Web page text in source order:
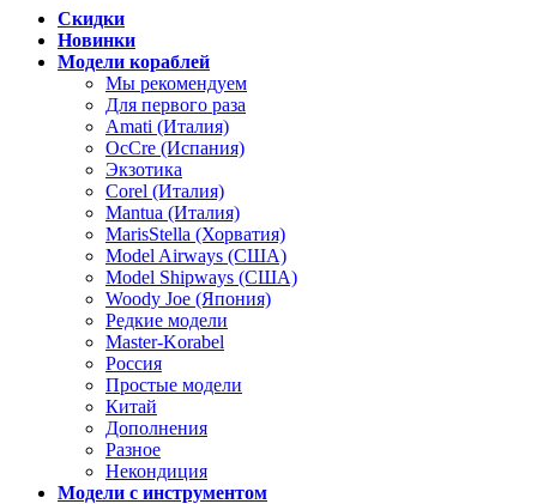
Скидки
Новинки
Модели кораблей
Мы рекомендуем
Для первого раза
Amati (Италия)
OcCre (Испания)
Экзотика
Corel (Италия)
Mantua (Италия)
MarisStella (Хорватия)
Model Airways (США)
Model Shipways (США)
Woody Joe (Япония)
Редкие модели
Master-Korabel
Россия
Простые модели
Китай
Дополнения
Разное
Некондиция
Модели с инструментом